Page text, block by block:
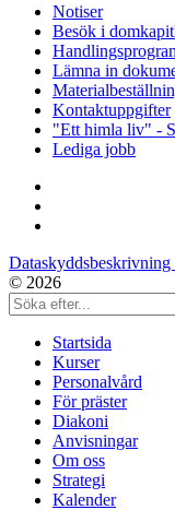
Notiser
Besök i
Lämna in
Kontaktuppgifter
"Ett himla liv" -
Lediga jobb
© 2026
Startsida
Kurser
Personalvård
För präster
Diakoni
Anvisningar
Om oss
Strategi
Kalender